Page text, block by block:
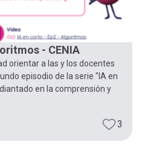
- CENIA
orientar a las y los docentes
episodio de la serie "IA en
en la comprensión y
3